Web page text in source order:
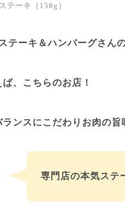
テーキ（150g）
テーキ＆ハンバーグさん
、こちらのお店！
ンスにこだわりお肉の旨
専門店の本気ステ